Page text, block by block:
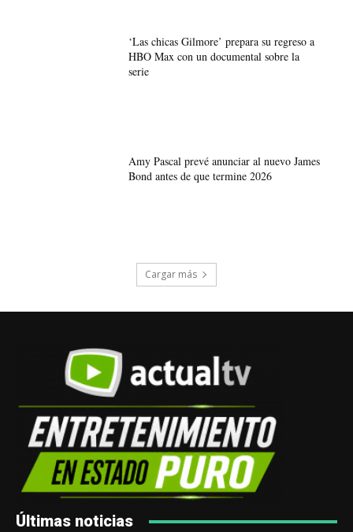
‘Las chicas Gilmore’ prepara su regreso a
HBO Max con un documental sobre la
serie
Amy Pascal prevé anunciar al nuevo James
Bond antes de que termine 2026
Cargar más
Últimas noticias